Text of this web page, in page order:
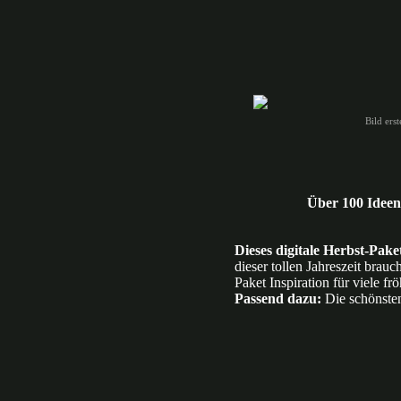
Bild
Über 100
Dieses digitale Herbst-
dieser tollen Jahreszeit
Paket Inspiration für viele
Passend dazu: Die